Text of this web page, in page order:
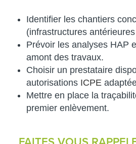
Identifier les chantiers
(infrastructures
Prévoir les analyses HAP
amont des travaux.
Choisir un prestataire
autorisations ICPE
Mettre en place la
premier enlèvement.